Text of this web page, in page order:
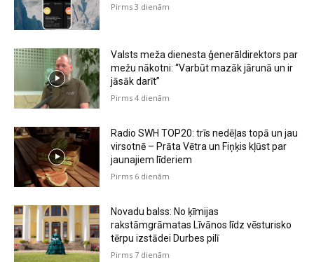
Pirms 3 dienām
Valsts meža dienesta ģenerāldirektors par
mežu nākotni: “Varbūt mazāk jārunā un ir
jāsāk darīt”
Pirms 4 dienām
Radio SWH TOP20: trīs nedēļas topā un jau
virsotnē – Prāta Vētra un Fiņķis kļūst par
jaunajiem līderiem
Pirms 6 dienām
Novadu balss: No ķīmijas
rakstāmgrāmatas Līvānos līdz vēsturisko
tērpu izstādei Durbes pilī
Pirms 7 dienām